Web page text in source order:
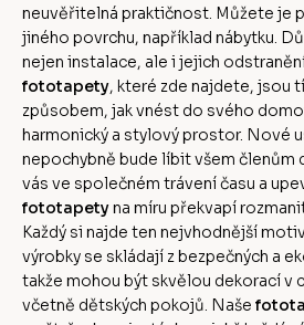
neuvěřitelná praktičnost. Můžete je
jiného povrchu, například nábytku.
nejen instalace, ale i jejich
fototapety, které zde najdete, jsou
způsobem, jak vnést do svého
harmonický a stylový prostor. Nové
nepochybně bude líbit všem
vás ve společném trávení času a
fototapetyna míru překvapí
Každý si najde ten nejvhodnější
výrobky se skládají z bezpečných a
takže mohou být skvělou dekorací v
včetně dětských pokojů. Naše